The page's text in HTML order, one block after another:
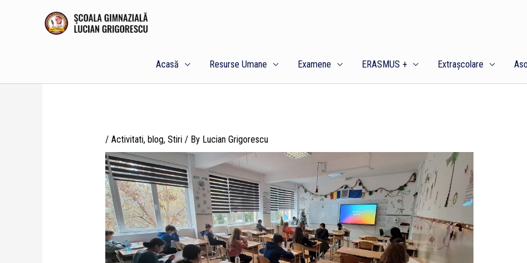
Acasă Resurse Umane Examene ERASMUS + Extrașcolare
/ Activitati, blog, Stiri/ By Lucian Grigorescu